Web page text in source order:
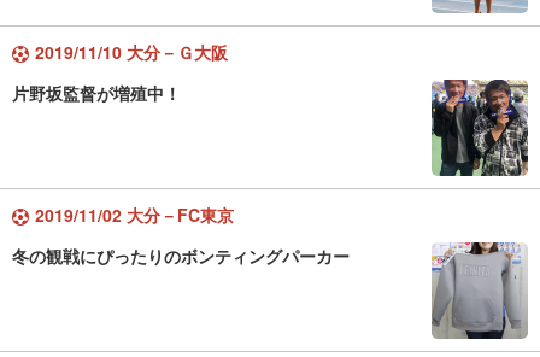
2019/11/10 大分－Ｇ大阪
片野坂監督が増殖中！
2019/11/02 大分－FC東京
冬の観戦にぴったりのボンティングパーカー